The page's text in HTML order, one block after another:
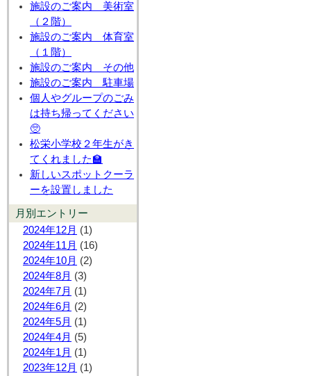
施設のご案内 美術室
（２階）
施設のご案内 体育室
（１階）
施設のご案内 その他
施設のご案内 駐車場
個人やグループのごみ
は持ち帰ってください
🥺
松栄小学校２年生がき
てくれました🏫
新しいスポットクーラ
ーを設置しました
月別エントリー
2024年12月 (1)
2024年11月 (16)
2024年10月 (2)
2024年8月 (3)
2024年7月 (1)
2024年6月 (2)
2024年5月 (1)
2024年4月 (5)
2024年1月 (1)
2023年12月 (1)